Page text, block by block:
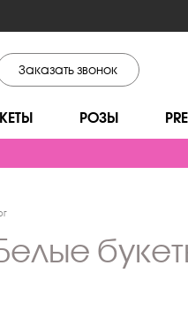
Заказать звонок
РОЗЫ
белые